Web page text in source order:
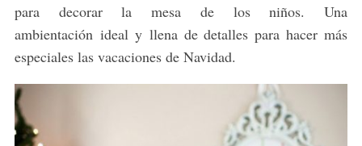
para decorar la mesa de los niños. Una
ambientación ideal y llena de detalles para hacer más
especiales las vacaciones de Navidad.